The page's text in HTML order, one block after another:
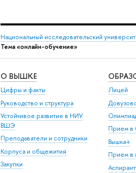
Национальный исследовательский
Тема «онлайн-обучение»
О ВЫШКЕ
Цифры и факты
Руководство и структура
Устойчивое развитие в НИУ
ВШЭ
Преподаватели и сотрудники
Корпуса и общежития
Закупки
Лицей
Прием в
Вышка+
Прием в